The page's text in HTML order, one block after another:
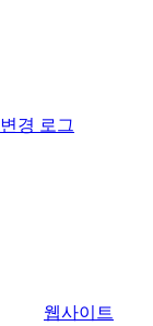
변경 로그
웹사이트